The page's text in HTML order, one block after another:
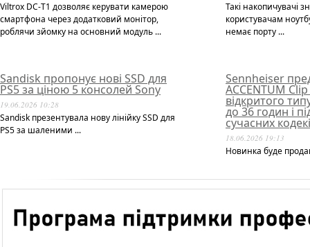
Viltrox DC-T1 дозволяє керувати камерою
смартфона через додатковий монітор,
роблячи зйомку на основний модуль ...
Такі накопичувачі
користувачам
немає порту ...
Sandisk пропонує нові SSD для
PS5 за ціною 5 консолей Sony
19.06.2026 10:28
Sandisk презентувала нову лінійку SSD для
PS5 за шаленими ...
Sennheiser
ACCENTUM
відкритого
до 36 годин і
сучасних
18.06.2026 19:13
Новинка буде